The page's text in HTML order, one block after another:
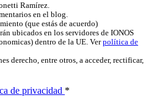
Ramírez.
en el blog.
(que estás de acuerdo)
ubicados en los servidores de IONOS
dentro de la UE. Verpolítica de
derecho, entre otros, a acceder, rectificar,
de privacidad *